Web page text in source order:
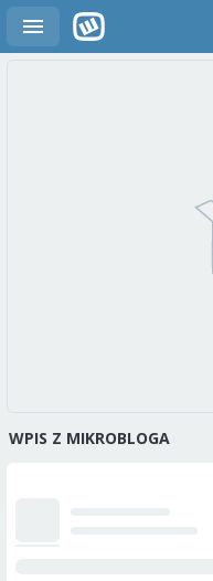
WPIS Z MIKROBLOGA